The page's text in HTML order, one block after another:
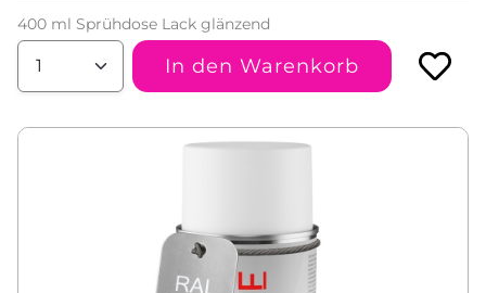
400 ml Sprühdose Lack glänzend
In den Warenkorb